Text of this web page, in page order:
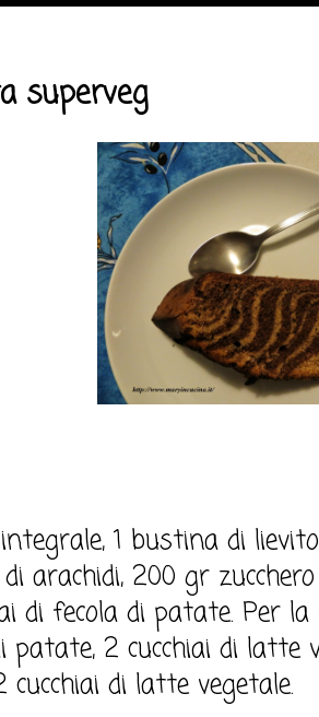
superveg
1 bustina di
arachidi, 200 gr
di fecola di patate. Per
patate, 2 cucchiai di latte
cucchiai di latte vegetale.